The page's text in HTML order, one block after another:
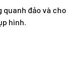
quanh đảo và cho
hình.